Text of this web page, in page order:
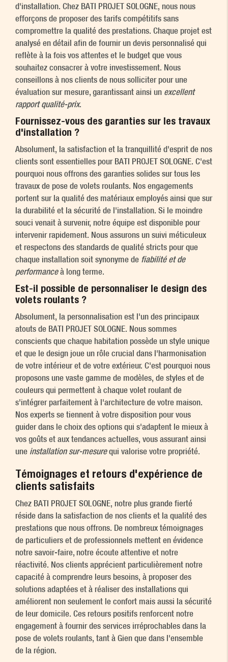
d'installation. Chez BATI PROJET SOLOGNE, nous nous
efforçons de proposer des tarifs compétitifs sans
compromettre la qualité des prestations. Chaque projet est
analysé en détail afin de fournir un devis personnalisé qui
reflète à la fois vos attentes et le budget que vous
souhaitez consacrer à votre investissement. Nous
conseillons à nos clients de nous solliciter pour une
évaluation sur mesure, garantissant ainsi un excellent
rapport qualité-prix.
Fournissez-vous des garanties sur les travaux
d'installation ?
Absolument, la satisfaction et la tranquillité d'esprit de nos
clients sont essentielles pour BATI PROJET SOLOGNE. C'est
pourquoi nous offrons des garanties solides sur tous les
travaux de pose de volets roulants. Nos engagements
portent sur la qualité des matériaux employés ainsi que sur
la durabilité et la sécurité de l'installation. Si le moindre
souci venait à survenir, notre équipe est disponible pour
intervenir rapidement. Nous assurons un suivi méticuleux
et respectons des standards de qualité stricts pour que
chaque installation soit synonyme de fiabilité et de
performanceà long terme.
Est-il possible de personnaliser le design des
volets roulants ?
Absolument, la personnalisation est l'un des principaux
atouts de BATI PROJET SOLOGNE. Nous sommes
conscients que chaque habitation possède un style unique
et que le design joue un rôle crucial dans l'harmonisation
de votre intérieur et de votre extérieur. C'est pourquoi nous
proposons une vaste gamme de modèles, de styles et de
couleurs qui permettent à chaque volet roulant de
s'intégrer parfaitement à l'architecture de votre maison.
Nos experts se tiennent à votre disposition pour vous
guider dans le choix des options qui s'adaptent le mieux à
vos goûts et aux tendances actuelles, vous assurant ainsi
une installation sur-mesurequi valorise votre propriété.
Témoignages et retours d'expérience de
clients satisfaits
Chez BATI PROJET SOLOGNE, notre plus grande fierté
réside dans la satisfaction de nos clients et la qualité des
prestations que nous offrons. De nombreux témoignages
de particuliers et de professionnels mettent en évidence
notre savoir-faire, notre écoute attentive et notre
réactivité. Nos clients apprécient particulièrement notre
capacité à comprendre leurs besoins, à proposer des
solutions adaptées et à réaliser des installations qui
améliorent non seulement le confort mais aussi la sécurité
de leur domicile. Ces retours positifs renforcent notre
engagement à fournir des services irréprochables dans la
pose de volets roulants, tant à Gien que dans l'ensemble
de la région.